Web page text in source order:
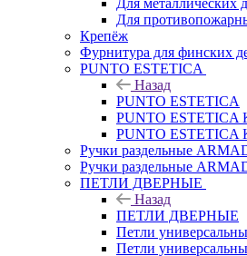
Для металлических
Для
Крепёж
Фурнитура для финских
PUNTO ESTETICA
Назад
PUNTO ESTETICA
PUNTO ESTETICA
PUNTO
Ручки раздельные
Ручки раздельные
ПЕТЛИ ДВЕРНЫЕ
Назад
ПЕТЛИ ДВЕРНЫЕ
Петли
Петли